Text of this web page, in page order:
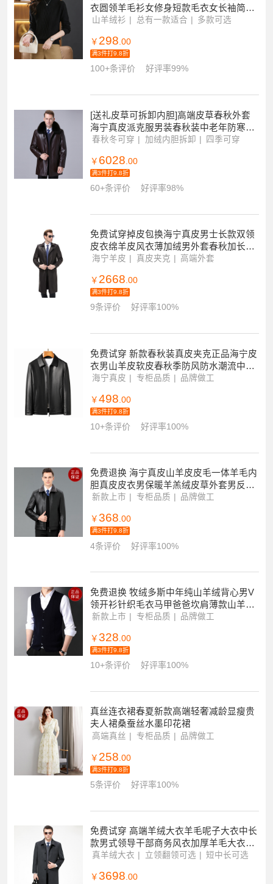
衣圆领羊毛衫女修身短款毛衣女长袖简约
绣花修身半高领毛针织衫女多款
山羊绒衫 总有一款适合 多款可选
￥ 298.00
满3件打9.8折
100+条评价 好评率99%
[送礼皮草可拆卸内胆]高端皮草春秋外套
海宁真皮派克服男装春秋装中老年防寒男
中长款狐狸大毛领貂绒内胆中年爸爸装尼
春秋冬可穿 加绒内胆拆卸 四季可穿
￥ 6028 .00
满3件打9.8折
60+条评价 好评率98%
免费试穿掉皮包换海宁真皮男士长款双领
皮衣绵羊皮风衣薄加绒男外套春秋加长皮
大衣品牌外套男商务休闲大码外套正品
海宁羊皮 真皮夹克 高端外套
￥ 2668.00
满3件打9.8折
9条评价 好评率100%
免费试穿 新款春秋装真皮夹克正品海宁皮
衣男山羊皮软皮春秋季防风防水潮流中年
男士商务休闲皮夹克外套海宁真皮绵羊皮
海宁真皮 专柜品质 品牌做工
￥ 498 .00
满3件打9.8折
10+条评价 好评率100%
免费退换 海宁真皮山羊皮皮毛一体羊毛内
胆真皮皮衣男保暖羊羔绒皮草外套男反季
特价
新款上市 专柜品质 品牌做工
￥ 368.00
满3件打9.8折
4条评价 好评率100%
免费退换 牧绒多斯中年纯山羊绒背心男V
领开衫针织毛衣马甲爸爸坎肩薄款山羊绒
不褪色保暖舒适全羊毛新品特价大牌同款
新款上市 专柜品质 品牌做工
￥ 328.00
满3件打9.8折
10+条评价 好评率100%
真丝连衣裙春夏新款高端轻奢减龄显瘦贵
夫人裙桑蚕丝水墨印花裙
高端真丝 专柜品质 品牌做工
￥ 258 .00
满3件打9.8折
5条评价 好评率100%
免费试穿 高端羊绒大衣羊毛呢子大衣中长
款男式领导干部商务风衣加厚羊毛大衣男
士外套立领长款加肥加大码男装可拆卸内
真羊绒大衣 立领翻领可选 短中长可选
￥ 3698.00